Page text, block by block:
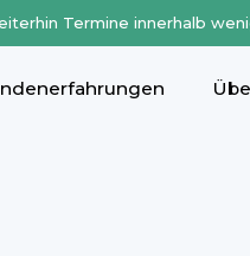
Termine innerhalb